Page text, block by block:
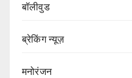
बॉलीवुड
ब्रेकिंग न्यूज़
मनोरंजन